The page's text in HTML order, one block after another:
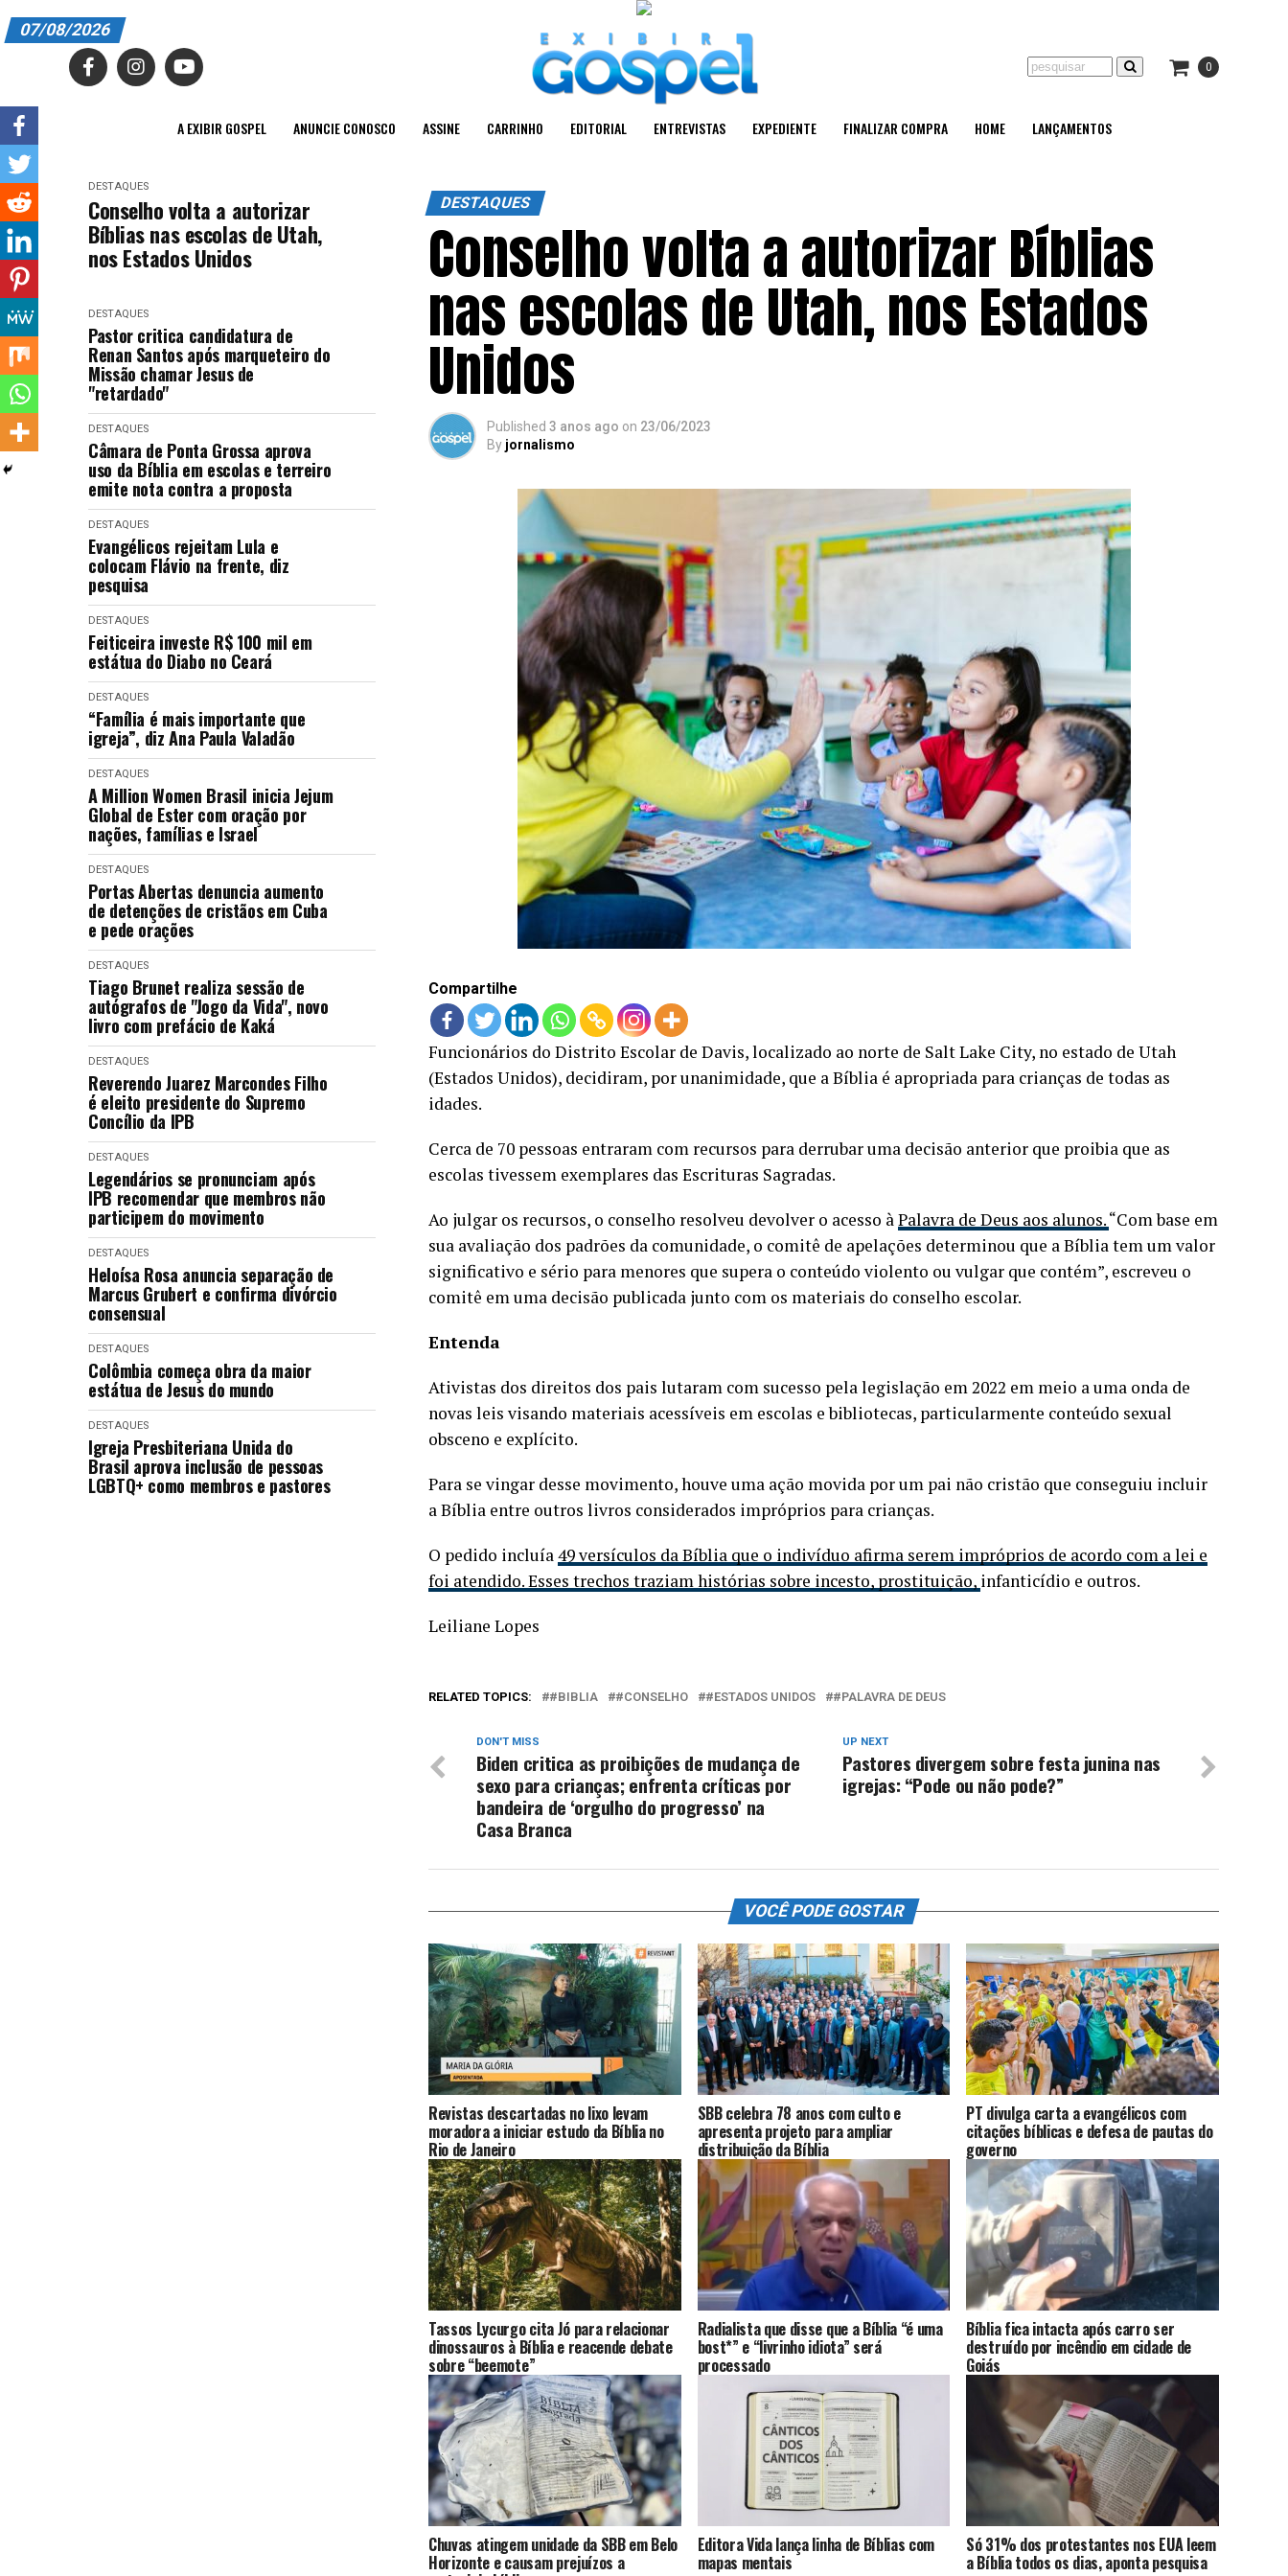
A EXIBIR GOSPEL
EDITORIAL
EXPEDIENTE
FINALIZAR COMPRA
HOME
LANÇAMENTOS
07/08/2026
0
A EXIBIR GOSPEL ANUNCIE CONOSCO ASSINE CARRINHO EDITORIAL ENTREVISTAS EXPEDIENTE FINALIZAR COMPRA HOME LANÇAMENTOS
DESTAQUES
Conselho volta a autorizar
Bíblias nas escolas de Utah,
nos Estados Unidos
DESTAQUES
Pastor critica candidatura de
Renan Santos após marqueteiro do
Missão chamar Jesus de
"retardado"
DESTAQUES
Câmara de Ponta Grossa aprova
uso da Bíblia em escolas e terreiro
emite nota contra a proposta
DESTAQUES
Evangélicos rejeitam Lula e
colocam Flávio na frente, diz
pesquisa
DESTAQUES
Feiticeira investe R$ 100 mil em
estátua do Diabo no Ceará
DESTAQUES
“Família é mais importante que
igreja”, diz Ana Paula Valadão
DESTAQUES
A Million Women Brasil inicia Jejum
Global de Ester com oração por
nações, famílias e Israel
DESTAQUES
Portas Abertas denuncia aumento
de detenções de cristãos em Cuba
e pede orações
DESTAQUES
Tiago Brunet realiza sessão de
autógrafos de "Jogo da Vida", novo
livro com prefácio de Kaká
DESTAQUES
Reverendo Juarez Marcondes Filho
é eleito presidente do Supremo
Concílio da IPB
DESTAQUES
Legendários se pronunciam após
IPB recomendar que membros não
participem do movimento
DESTAQUES
Heloísa Rosa anuncia separação de
Marcus Grubert e confirma divórcio
consensual
DESTAQUES
Colômbia começa obra da maior
estátua de Jesus do mundo
DESTAQUES
Igreja Presbiteriana Unida do
Brasil aprova inclusão de pessoas
LGBTQ+ como membros e pastores
DESTAQUES
Conselho volta a autorizar Bíblias
nas escolas de Utah, nos Estados
Unidos
Published 3 anos ago on 23/06/2023
By jornalismo
Compartilhe
Funcionários do Distrito Escolar de Davis, localizado ao norte de Salt Lake City, no estado de Utah
(Estados Unidos), decidiram, por unanimidade, que a Bíblia é apropriada para crianças de todas as
idades.
Cerca de 70 pessoas entraram com recursos para derrubar uma decisão anterior que proibia que as
escolas tivessem exemplares das Escrituras Sagradas.
Ao julgar os recursos, o conselho resolveu devolver o acesso àPalavra de Deus aos alunos.“Com base em
sua avaliação dos padrões da comunidade, o comitê de apelações determinou que a Bíblia tem um valor
significativo e sério para menores que supera o conteúdo violento ou vulgar que contém”, escreveu o
comitê em uma decisão publicada junto com os materiais do conselho escolar.
Entenda
Ativistas dos direitos dos pais lutaram com sucesso pela legislação em 2022 em meio a uma onda de
novas leis visando materiais acessíveis em escolas e bibliotecas, particularmente conteúdo sexual
obsceno e explícito.
Para se vingar desse movimento, houve uma ação movida por um pai não cristão que conseguiu incluir
a Bíblia entre outros livros considerados impróprios para crianças.
O pedido incluía49 versículos da Bíblia que o indivíduo afirma serem impróprios de acordo com a lei e
foi atendido. Esses trechos traziam histórias sobre incesto, prostituição, infanticídio e outros.
Leiliane Lopes
RELATED TOPICS: #BIBLIA #CONSELHO #ESTADOS UNIDOS #PALAVRA DE DEUS
UP NEXT
Pastores divergem sobre festa junina nas
igrejas: “Pode ou não pode?”
DON'T MISS
Biden critica as proibições de mudança de
sexo para crianças; enfrenta críticas por
bandeira de ‘orgulho do progresso’ na
Casa Branca
VOCÊ PODE GOSTAR
Revistas descartadas no lixo levam
moradora a iniciar estudo da Bíblia no
Rio de Janeiro
SBB celebra 78 anos com culto e
apresenta projeto para ampliar
distribuição da Bíblia
PT divulga carta a evangélicos com
citações bíblicas e defesa de pautas do
governo
Tassos Lycurgo cita Jó para relacionar
dinossauros à Bíblia e reacende debate
sobre “beemote”
Radialista que disse que a Bíblia “é uma
bost*” e “livrinho idiota” será
processado
Bíblia fica intacta após carro ser
destruído por incêndio em cidade de
Goiás
Chuvas atingem unidade da SBB em Belo
Horizonte e causam prejuízos a
Editora Vida lança linha de Bíblias com
mapas mentais
Só 31% dos protestantes nos EUA leem
a Bíblia todos os dias, aponta pesquisa